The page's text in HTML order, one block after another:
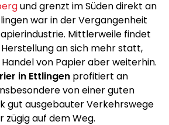
und grenzt im Süden direkt an
war in der Vergangenheit
Mittlerweile findet
an sich mehr statt,
von Papier aber weiterhin.
in Ettlingen profitiert an
von einer guten
gut ausgebauter Verkehrswege
zügig auf dem Weg.